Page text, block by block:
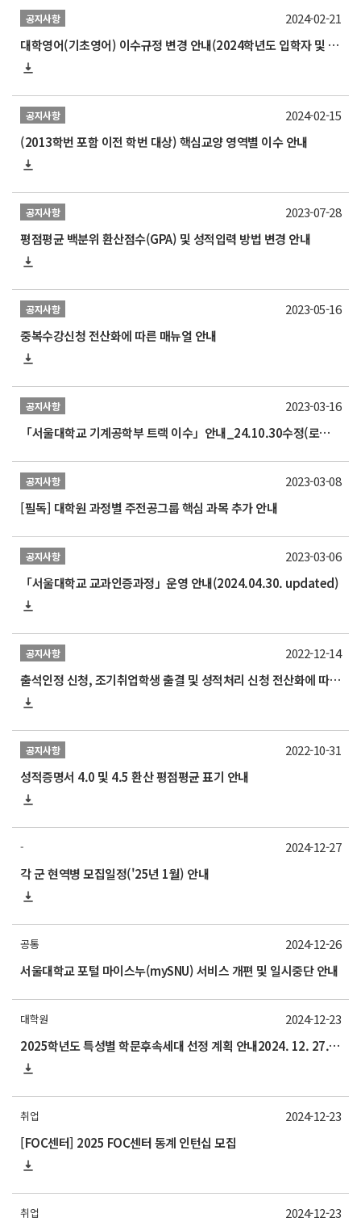
공지사항
대학영어(기초영어) 이수규정 변경 안내(2024학년도 입학자 및 2024학년도 1학기부터 적용)
2024-02-21
공지사항
(2013학번 포함 이전 학번 대상) 핵심교양 영역별 이수 안내
2024-02-15
공지사항
평점평균 백분위 환산점수(GPA) 및 성적입력 방법 변경 안내
2023-07-28
공지사항
중복수강신청 전산화에 따른 매뉴얼 안내
2023-05-16
공지사항
「서울대학교 기계공학부 트랙 이수」안내_24.10.30수정(로봇 비전 교과목 추가)
2023-03-16
공지사항
[필독] 대학원 과정별 주전공그룹 핵심 과목 추가 안내
2023-03-08
공지사항
「서울대학교 교과인증과정」운영 안내(2024.04.30. updated)
2023-03-06
공지사항
출석인정 신청, 조기취업학생 출결 및 성적처리 신청 전산화에 따른 매뉴얼 안내
2022-12-14
공지사항
성적증명서 4.0 및 4.5 환산 평점평균 표기 안내
2022-10-31
-
각 군 현역병 모집일정('25년 1월) 안내
2024-12-27
공통
서울대학교 포털 마이스누(mySNU) 서비스 개편 및 일시중단 안내
2024-12-26
대학원
2025학년도 특성별 학문후속세대 선정 계획 안내2024. 12. 27.(금) 15:00까지(기한 엄수)
2024-12-23
취업
[FOC센터] 2025 FOC센터 동계 인턴십 모집
2024-12-23
취업 2024-12-23